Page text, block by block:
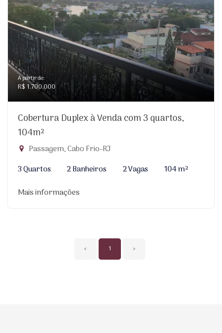
A partir de:
R$ 1.700.000
Cobertura Duplex à Venda com 3 quartos,
104m²
Passagem, Cabo Frio-RJ
3 Quartos
2 Banheiros 2 Vagas
104 m²
Mais informações
‹ 1 ›